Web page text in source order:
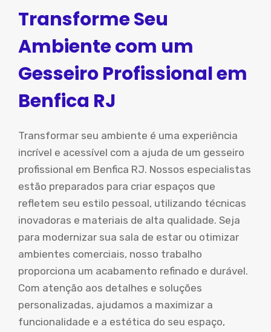
Transforme Seu
Ambiente com um
Gesseiro Profissional em
Benfica RJ
Transformar seu ambiente é uma experiência
incrível e acessível com a ajuda de um gesseiro
profissional em Benfica RJ. Nossos especialistas
estão preparados para criar espaços que
refletem seu estilo pessoal, utilizando técnicas
inovadoras e materiais de alta qualidade. Seja
para modernizar sua sala de estar ou otimizar
ambientes comerciais, nosso trabalho
proporciona um acabamento refinado e durável.
Com atenção aos detalhes e soluções
personalizadas, ajudamos a maximizar a
funcionalidade e a estética do seu espaço,